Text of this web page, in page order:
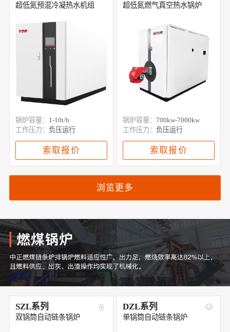
超低氮预混冷凝热水机组
锅炉容量： 1-10t/h
工作压力： 负压运行
索取报价
超低氮燃气真空热水锅炉
锅炉容量： 700kw-7000kw
工作压力： 负压运行
索取报价
浏览更多
SZL系列
双锅筒自动链条锅炉
DZL系列
单锅筒自动链条锅炉